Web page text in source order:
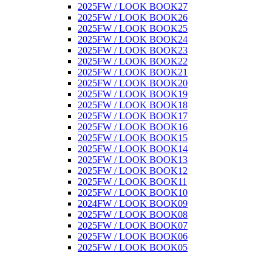
2025FW / LOOK BOOK27
2025FW / LOOK BOOK26
2025FW / LOOK BOOK25
2025FW / LOOK BOOK24
2025FW / LOOK BOOK23
2025FW / LOOK BOOK22
2025FW / LOOK BOOK21
2025FW / LOOK BOOK20
2025FW / LOOK BOOK19
2025FW / LOOK BOOK18
2025FW / LOOK BOOK17
2025FW / LOOK BOOK16
2025FW / LOOK BOOK15
2025FW / LOOK BOOK14
2025FW / LOOK BOOK13
2025FW / LOOK BOOK12
2025FW / LOOK BOOK11
2025FW / LOOK BOOK10
2024FW / LOOK BOOK09
2025FW / LOOK BOOK08
2025FW / LOOK BOOK07
2025FW / LOOK BOOK06
2025FW / LOOK BOOK05